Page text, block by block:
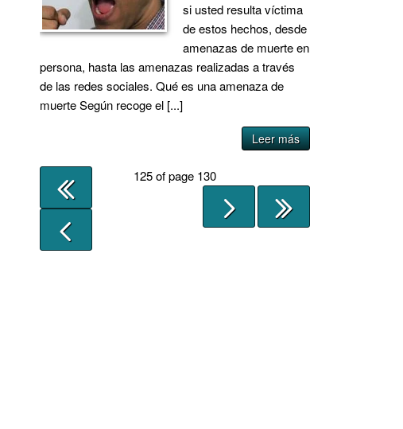
si usted resulta víctima
de estos hechos, desde
amenazas de muerte en
persona, hasta las amenazas realizadas a través
de las redes sociales. Qué es una amenaza de
muerte Según recoge el [...]
Leer más
125 of page 130